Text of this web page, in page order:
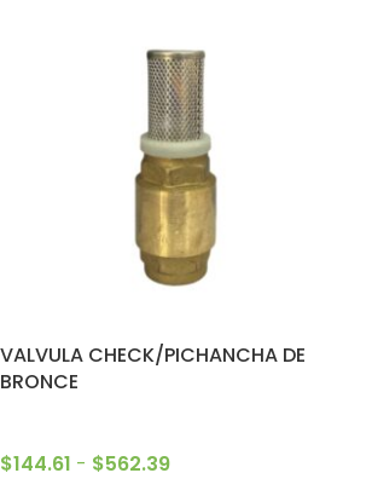
VALVULA CHECK/PICHANCHA DE
BRONCE
$144.61 - $562.39